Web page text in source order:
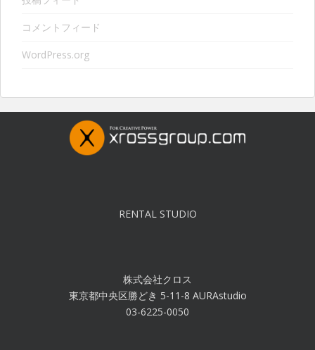
コメントフィード
WordPress.org
RENTAL STUDIO
株式会社クロス
東京都中央区勝どき 5-11-8 AURAstudio
03-6225-0050